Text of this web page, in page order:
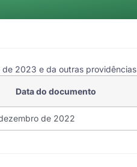
de 2023 e da outras providências
Data do documento
de 2022